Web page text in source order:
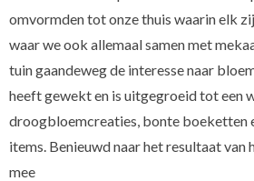
omvormden tot onze thuis waarin elk
waar we ook allemaal samen met
tuin gaandeweg de interesse naar
heeft gewekt en is uitgegroeid tot een
droogbloemcreaties, bonte boeketten
items. Benieuwd naar het resultaat van
mee